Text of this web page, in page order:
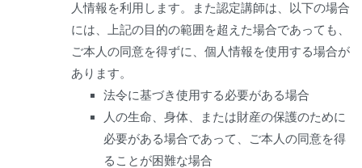
人情報を利用します。また認定講師は、以下の場合
には、上記の目的の範囲を超えた場合であっても、
ご本人の同意を得ずに、個人情報を使用する場合が
あります。
法令に基づき使用する必要がある場合
人の生命、身体、または財産の保護のために
必要がある場合であって、ご本人の同意を得
ることが困難な場合